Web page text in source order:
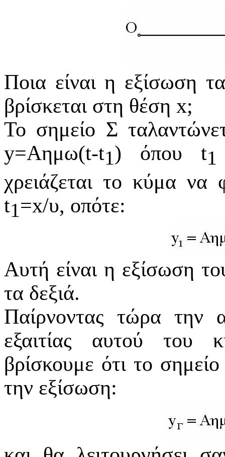
Ποια είναι η εξίσωση
βρίσκεται στη θέση x;
Το σημείο Σ
y=Αημω(t-t1) όπου t1
χρειάζεται το κύμα
t1=x/υ, οπότε:
Αυτή είναι η εξίσωση
τα δεξιά.
Παίρνοντας τώρα την
εξαιτίας αυτού του
βρίσκουμε ότι το
την εξίσωση: